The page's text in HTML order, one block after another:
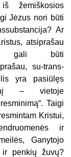
žemiškosios
Jėzus nori būti
Ar
atsiprašau
gali būti
su-trans-
yra pasiūlęs
– vietoje
Taigi
Kristui,
ir
Ganytojo
penkių žuvų?